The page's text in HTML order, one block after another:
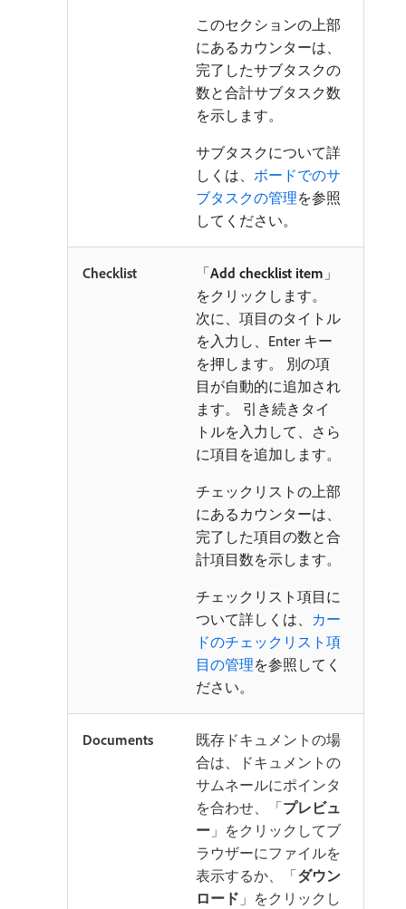
このセクションの上部
にあるカウンターは、
完了したサブタスクの
数と合計サブタスク数
を示します。
サブタスクについて詳
しくは、 ボードでのサ
ブタスクの管理を参照
してください。
Checklist 「Add checklist item 」
をクリックします。
次に、項目のタイトル
を入力し、Enter キー
を押します。 別の項
目が自動的に追加され
ます。 引き続きタイ
トルを入力して、さら
に項目を追加します。
チェックリストの上部
にあるカウンターは、
完了した項目の数と合
計項目数を示します。
チェックリスト項目に
ついて詳しくは、 カー
ドのチェックリスト項
目の管理を参照してく
ださい。
Documents
既存ドキュメントの場
合は、ドキュメントの
サムネールにポインタ
を合わせ、「プレビュ
ー 」をクリックしてブ
ラウザーにファイルを
表示するか、「ダウン
ロード 」をクリックし